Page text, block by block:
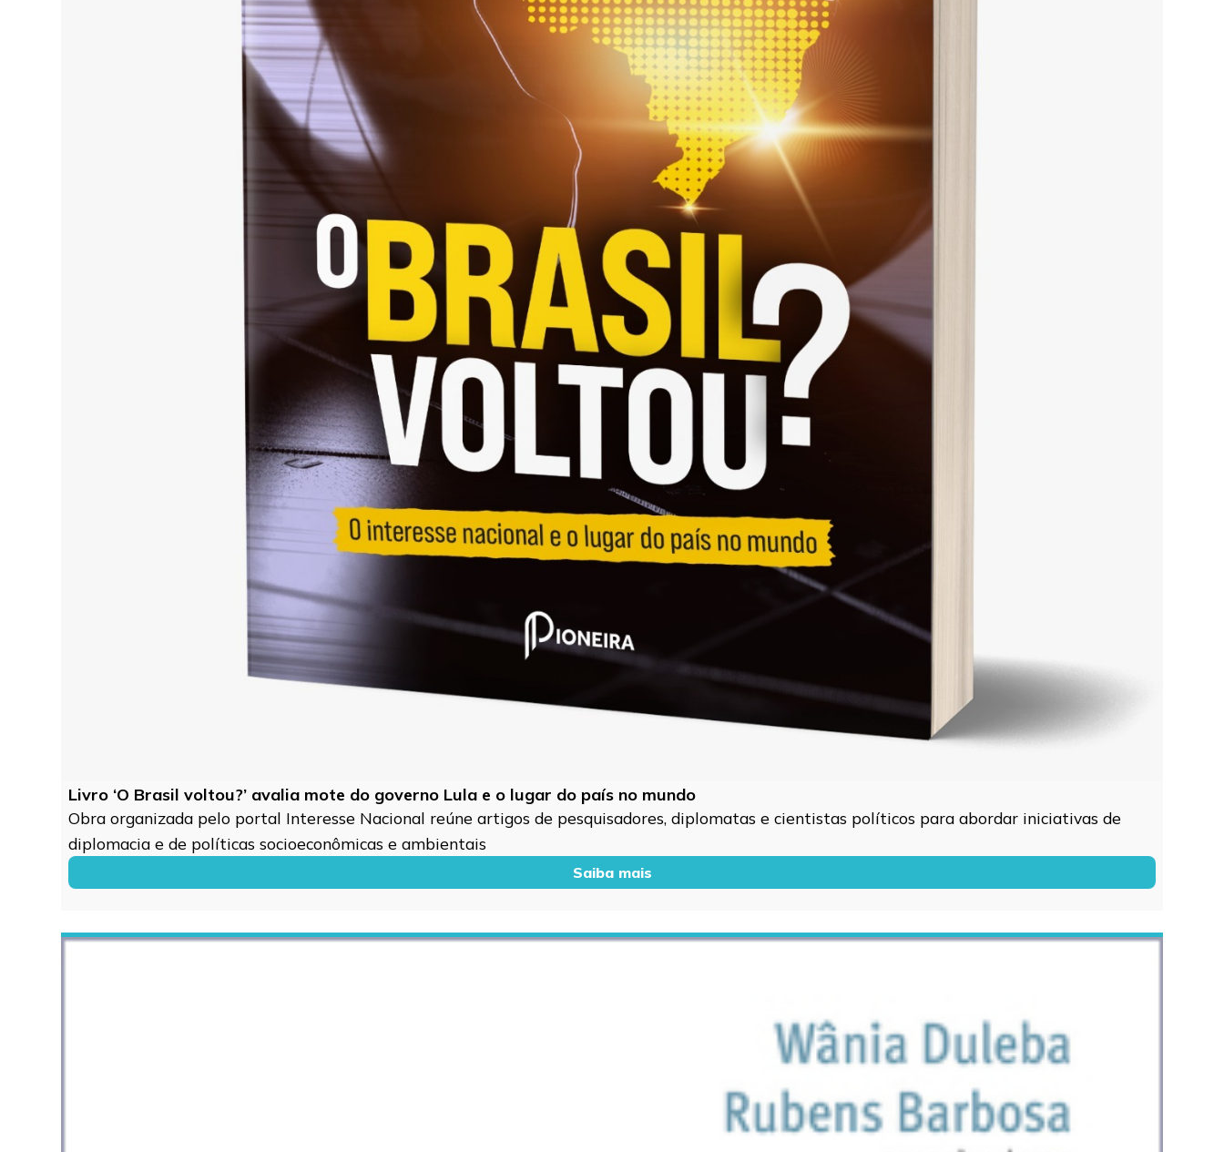
Livro ‘O Brasil voltou?’ avalia mote do governo Lula e o lugar do país no mundo
Obra organizada pelo portal Interesse Nacional reúne artigos de pesquisadores, diplomatas e cientistas políticos para abordar iniciativas de
diplomacia e de políticas socioeconômicas e ambientais
Saiba mais